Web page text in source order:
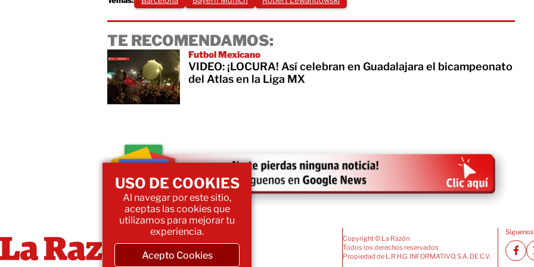
TE RECOMENDAMOS:
Futbol Mexicano
VIDEO: ¡LOCURA! Así celebran en Guadalajara el bicampeonato
del Atlas en la Liga MX
Copyright © La Razón
Todos los derechos reservados
Propiedad de L.R.H.G. INFORMATIVO, S.A. DE C.V.
USO DE COOKIES
Al navegar por este sitio,
aceptas las cookies que
utilizamos para mejorar tu
experiencia.
Acepto Cookies